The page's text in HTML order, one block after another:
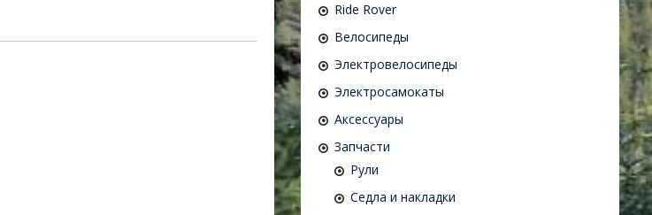
Ride Rover
Велосипеды
Электровелосипеды
Электросамокаты
Аксессуары
Запчасти
Рули
Седла и накладки